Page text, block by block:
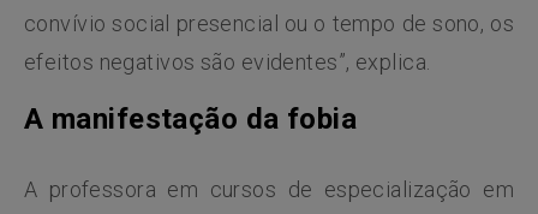
convívio social presencial ou o tempo de sono, os
efeitos negativos são evidentes”, explica.
A manifestação da fobia
A professora em cursos de especialização em